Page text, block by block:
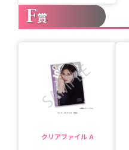
F賞
クリアファイル A